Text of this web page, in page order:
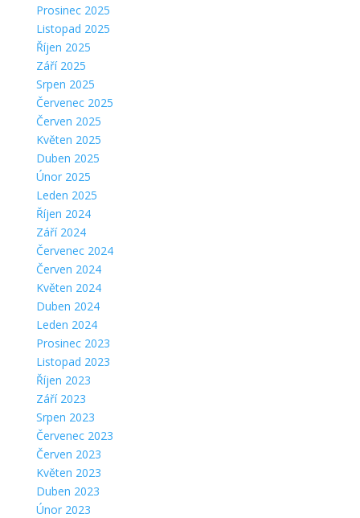
Prosinec 2025
Listopad 2025
Říjen 2025
Září 2025
Srpen 2025
Červenec 2025
Červen 2025
Květen 2025
Duben 2025
Únor 2025
Leden 2025
Říjen 2024
Září 2024
Červenec 2024
Červen 2024
Květen 2024
Duben 2024
Leden 2024
Prosinec 2023
Listopad 2023
Říjen 2023
Září 2023
Srpen 2023
Červenec 2023
Červen 2023
Květen 2023
Duben 2023
Únor 2023